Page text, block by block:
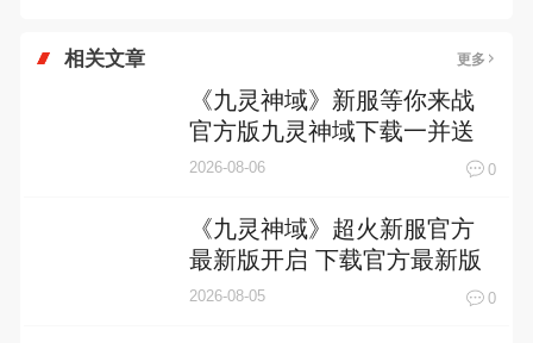
相关文章 更多
《九灵神域》新服等你来战
官方版九灵神域下载一并送
上
2026-08-06 0
《九灵神域》超火新服官方
最新版开启 下载官方最新版
迎风起航
2026-08-05 0